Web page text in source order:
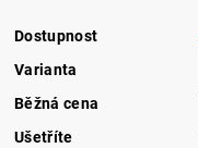
Dostupnost
Varianta
Běžná cena
Ušetříte